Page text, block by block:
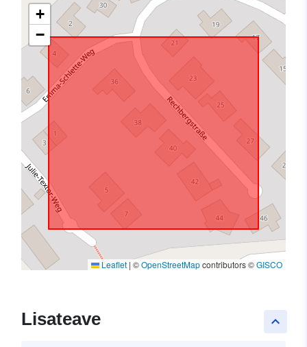
+
−
Leaflet | ©OpenStreetMapcontributors ©GISCO
keyboard_arrow_up
Lisateave